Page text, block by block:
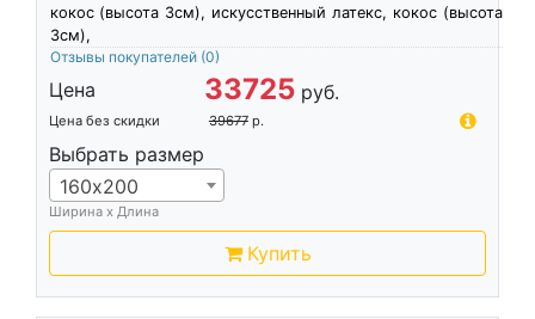
кокос (высота 3см), искусственный латекс, кокос (высота
3см),
Отзывы покупателей (0)
Цена 33725 руб.
Цена без скидки 39677 р.
Выбрать размер
160х200
Ширина х Длина
Купить